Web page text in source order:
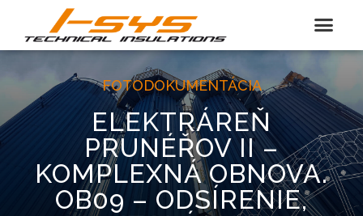
FOTODOKUMENTÁCIA
ELEKTRÁREŇ
PRUNÉŘOV II –
KOMPLEXNÁ OBNOVA.
OB09 – ODSÍRENIE,